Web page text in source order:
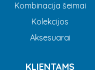
Kombinacija šeimai
Kolekcijos
Aksesuarai
KLIENTAMS